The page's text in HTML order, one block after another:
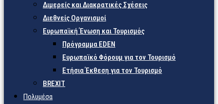
Διμερείς και Διακρατικές Σχέσεις
Διεθνείς Οργανισμοί
Ευρωπαϊκή Ένωση και Τουρισμός
Πρόγραμμα EDEN
Ευρωπαϊκό Φόρουμ για τον Τουρισμό
Ετήσια Έκθεση για τον Τουρισμό
BREXIT
Πολυμέσα